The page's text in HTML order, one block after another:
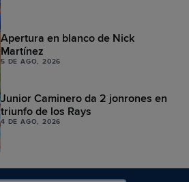
Apertura en blanco de Nick
Martínez
5 DE AGO, 2026
Junior Caminero da 2 jonrones en
triunfo de los Rays
4 DE AGO, 2026